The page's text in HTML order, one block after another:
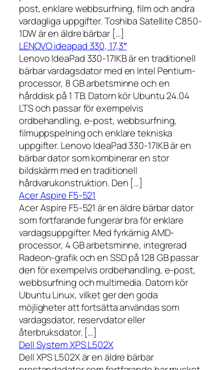
post, enklare webbsurfning, film och andra
vardagliga uppgifter. Toshiba Satellite C850-
1DW är en äldre bärbar […]
LENOVO ideapad 330, 17,3″
Lenovo IdeaPad 330-17IKB är en traditionell
bärbar vardagsdator med en Intel Pentium-
processor, 8 GB arbetsminne och en
hårddisk på 1 TB. Datorn kör Ubuntu 24.04
LTS och passar för exempelvis
ordbehandling, e-post, webbsurfning,
filmuppspelning och enklare tekniska
uppgifter. Lenovo IdeaPad 330-17IKB är en
bärbar dator som kombinerar en stor
bildskärm med en traditionell
hårdvarukonstruktion. Den […]
Acer Aspire F5-521
Acer Aspire F5-521 är en äldre bärbar dator
som fortfarande fungerar bra för enklare
vardagsuppgifter. Med fyrkärnig AMD-
processor, 4 GB arbetsminne, integrerad
Radeon-grafik och en SSD på 128 GB passar
den för exempelvis ordbehandling, e-post,
webbsurfning och multimedia. Datorn kör
Ubuntu Linux, vilket ger den goda
möjligheter att fortsätta användas som
vardagsdator, reservdator eller
återbruksdator. […]
Dell System XPS L502X
Dell XPS L502X är en äldre bärbar